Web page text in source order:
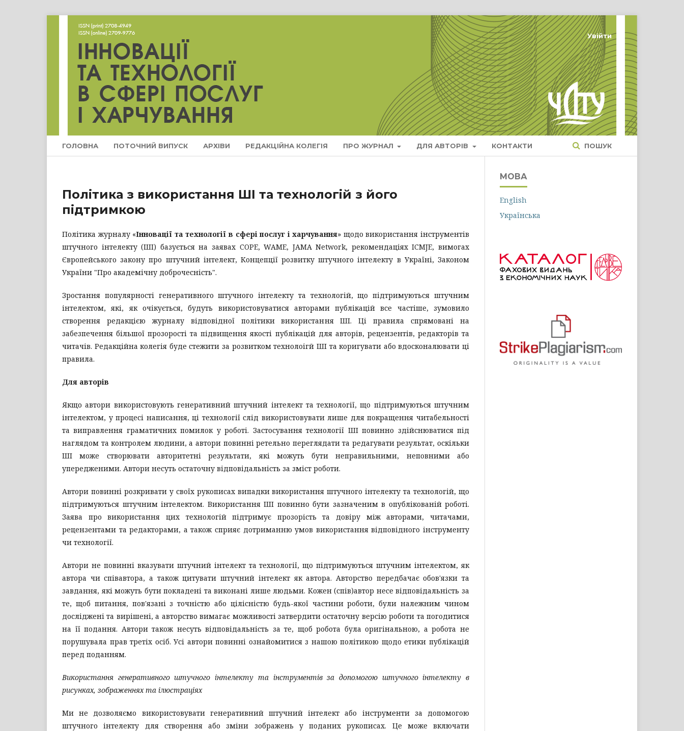
ГОЛОВНА ПОТОЧНИЙ ВИПУСК АРХІВИ РЕДАКЦІЙНА КОЛЕГІЯ ПРО ЖУРНАЛ ДЛЯ АВТОРІВ КОНТАКТИ ПОШУК
Увійти
Політика з використання ШІ та технологій з його
підтримкою
Політика журналу «Інновації та технології в сфері послуг і харчування» щодо використання інструментів
штучного інтелекту (ШІ) базується на заявах COPE, WAME, JAMA Network, рекомендаціях ICMJE, вимогах
Європейського закону про штучний інтелект, Концепції розвитку штучного інтелекту в Україні, Законом
України "Про академічну доброчесність".
Зростання популярності генеративного штучного інтелекту та технологій, що підтримуються штучним
інтелектом, які, як очікується, будуть використовуватися авторами публікацій все частіше, зумовило
створення редакцією журналу відповідної політики використання ШІ. Ці правила спрямовані на
забезпечення більшої прозорості та підвищення якості публікацій для авторів, рецензентів, редакторів та
читачів. Редакційна колегія буде стежити за розвитком технолоігй ШІ та коригувати або вдосконалювати ці
правила.
Для авторів
Якщо автори використовують генеративний штучний інтелект та технології, що підтримуються штучним
інтелектом, у процесі написання, ці технології слід використовувати лише для покращення читабельності
та виправлення граматичних помилок у роботі. Застосування технології ШІ повинно здійснюватися під
наглядом та контролем людини, а автори повинні ретельно переглядати та редагувати результат, оскільки
ШІ може створювати авторитетні результати, які можуть бути неправильними, неповними або
упередженими. Автори несуть остаточну відповідальність за зміст роботи.
Автори повинні розкривати у своїх рукописах випадки використання штучного інтелекту та технологій, що
підтримуються штучним інтелектом. Використання ШІ повинно бути зазначеним в опублікованій роботі.
Заява про використання цих технологій підтримує прозорість та довіру між авторами, читачами,
рецензентами та редакторами, а також сприяє дотриманню умов використання відповідного інструменту
чи технології.
Автори не повинні вказувати штучний інтелект та технології, що підтримуються штучним інтелектом, як
автора чи співавтора, а також цитувати штучний інтелект як автора. Авторство передбачає обов'язки та
завдання, які можуть бути покладені та виконані лише людьми. Кожен (спів)автор несе відповідальність за
те, щоб питання, пов'язані з точністю або цілісністю будь-якої частини роботи, були належним чином
досліджені та вирішені, а авторство вимагає можливості затвердити остаточну версію роботи та погодитися
на її подання. Автори також несуть відповідальність за те, щоб робота була оригінальною, а робота не
порушувала прав третіх осіб. Усі автори повинні ознайомитися з нашою політикою щодо етики публікацій
перед поданням.
Використання генеративного штучного інтелекту та інструментів за допомогою штучного інтелекту в
рисунках, зображеннях та ілюстраціях
Ми не дозволяємо використовувати генеративний штучний інтелект або інструменти за допомогою
штучного інтелекту для створення або зміни зображень у поданих рукописах. Це може включати
МОВА
English
Українська